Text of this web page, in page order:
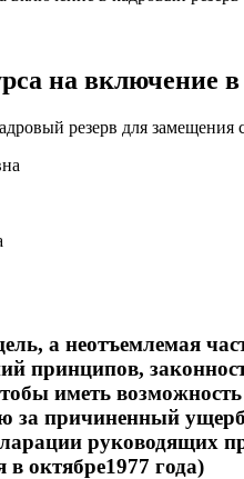
на включение
резерв для
а неотъемлемая
принципов,
иметь
за причиненный
руководящих
октябре1977 года)